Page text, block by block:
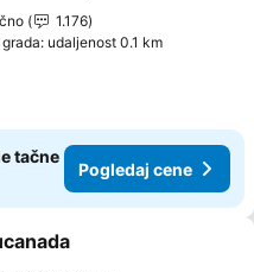
1.176
udaljenost 0.1 km
tačne
Pogledaj cene
u favorite